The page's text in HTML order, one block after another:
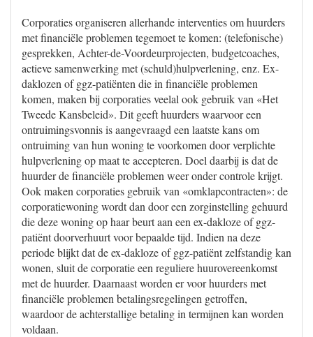
Corporaties organiseren allerhande interventies om huurders
met financiële problemen tegemoet te komen: (telefonische)
gesprekken, Achter-de-Voordeurprojecten, budgetcoaches,
actieve samenwerking met (schuld)hulpverlening, enz. Ex-
daklozen of ggz-patiënten die in financiële problemen
komen, maken bij corporaties veelal ook gebruik van «Het
Tweede Kansbeleid». Dit geeft huurders waarvoor een
ontruimingsvonnis is aangevraagd een laatste kans om
ontruiming van hun woning te voorkomen door verplichte
hulpverlening op maat te accepteren. Doel daarbij is dat de
huurder de financiële problemen weer onder controle krijgt.
Ook maken corporaties gebruik van «omklapcontracten»: de
corporatiewoning wordt dan door een zorginstelling gehuurd
die deze woning op haar beurt aan een ex-dakloze of ggz-
patiënt doorverhuurt voor bepaalde tijd. Indien na deze
periode blijkt dat de ex-dakloze of ggz-patiënt zelfstandig kan
wonen, sluit de corporatie een reguliere huurovereenkomst
met de huurder. Daarnaast worden er voor huurders met
financiële problemen betalingsregelingen getroffen,
waardoor de achterstallige betaling in termijnen kan worden
voldaan.